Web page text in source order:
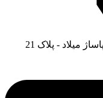
میلاد - پلاک 21